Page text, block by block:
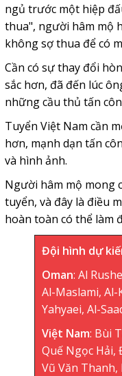
ngủ trước một hiệp
thua", người hâm mộ
không sợ thua để có
Cần có sự thay đổi
sắc hơn, đã đến lúc
những cầu thủ tấn
Tuyển Việt Nam cần
hơn, mạnh dạn tấn
và hình ảnh.
Người hâm mộ mong
tuyển, và đây là điều
hoàn toàn có thể làm
Đội hình dự
Oman: Al
Al-Maslami, Al-
Yahyaei, Al-
Việt Nam: Bùi
Quế Ngọc Hải,
Vũ Văn